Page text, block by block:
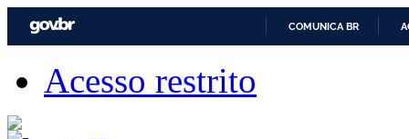
COMUNICA BR
Acesso restrito